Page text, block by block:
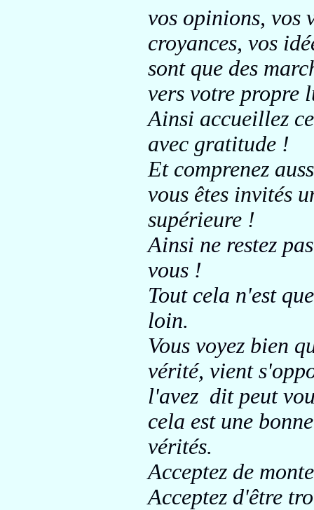
vos opinions, vos
croyances, vos
sont que des
vers votre propre
Ainsi accueillez
avec gratitude !
Et comprenez
vous êtes invités
supérieure !
Ainsi ne restez
vous !
Tout cela n'est
loin.
Vous voyez bien
vérité, vient
l'avez dit peut
cela est une
vérités.
Acceptez de
Acceptez d'être